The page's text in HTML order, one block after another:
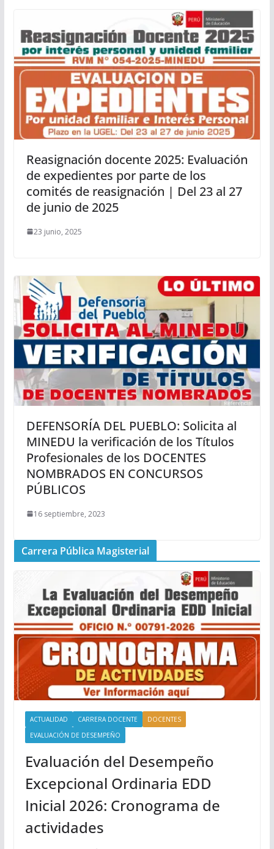
Reasignación docente 2025: Evaluación
de expedientes por parte de los
comités de reasignación | Del 23 al 27
de junio de 2025
23 junio, 2025
DEFENSORÍA DEL PUEBLO: Solicita al
MINEDU la verificación de los Títulos
Profesionales de los DOCENTES
NOMBRADOS EN CONCURSOS
PÚBLICOS
16 septiembre, 2023
Carrera Pública Magisterial
ACTUALIDAD CARRERA DOCENTE
DOCENTES
EVALUACIÓN DE DESEMPEÑO
Evaluación del Desempeño
Excepcional Ordinaria EDD
Inicial 2026: Cronograma de
actividades